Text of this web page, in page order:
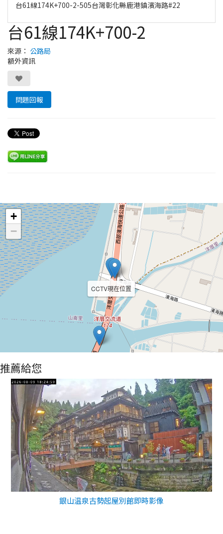
台61線174K+700-2-505台灣彰化縣鹿港鎮濱海路#22
台61線174K+700-2
來源： 公路局
額外資訊
問題回報
CCTV現在位置
+
−
推薦給您
銀山温泉古勢起屋別館即時影像